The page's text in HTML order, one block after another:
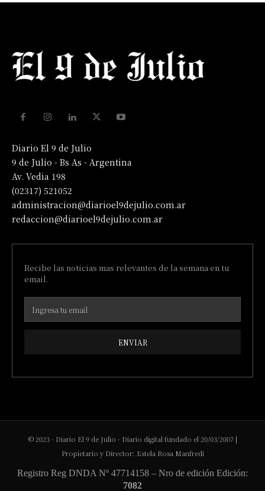
Diario El 9 de Julio
9 de Julio - Bs As - Argentina
Av. Vedia 198
(02317) 521052
administracion@diarioel9dejulio.com.ar
redaccion@diarioel9dejulio.com.ar
Recibe las noticias mas relevantes de la semana en tu
email.
ENVIAR
© 2023 - Diario El 9 de Julio - Diario digital fundado el 20/03/2007 |
Propietario y Director: Estela Rosa Manfredi
Registro Reg DNDA Nº 47714158 – Nro de edición Edición:
7082